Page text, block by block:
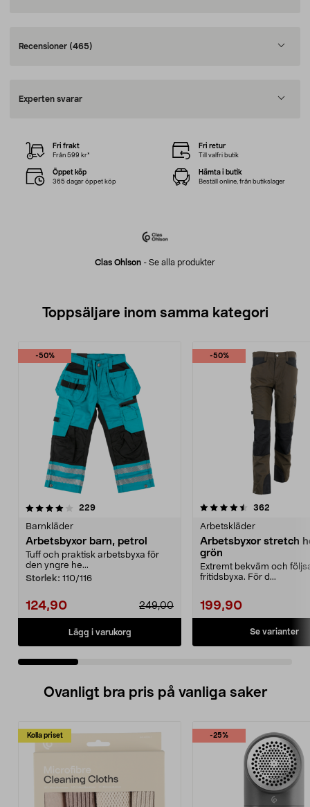
Recensioner (465)
Experten svarar
Clas Ohlson - Se alla produkter
Fri frakt
Från 599 kr*
Fri retur
Till valfri butik
Öppet köp
365 dagar öppet köp
Hämta i butik
Beställ online, från butikslager
Toppsäljare inom samma kategori
-50%
229recensioner
Barnkläder
Arbetsbyxor barn, petrol
Tuff och praktisk arbetsbyxa för
den yngre he...
Storlek: 110/116
124,90 249,00
Lägg i varukorg
-50%
4.5 av 5 stjärnor 362
Arbetskläder
Arbetsbyxor stretch
grön
Extremt bekväm och
fritidsbyxa. För d...
199,90
Se varianter
4.0 av 5 stjärnor
Ovanligt bra pris på vanliga saker
Kolla priset -25%